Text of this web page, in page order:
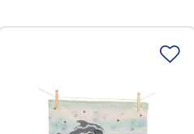
Choppy's
Koldingstr.
22769